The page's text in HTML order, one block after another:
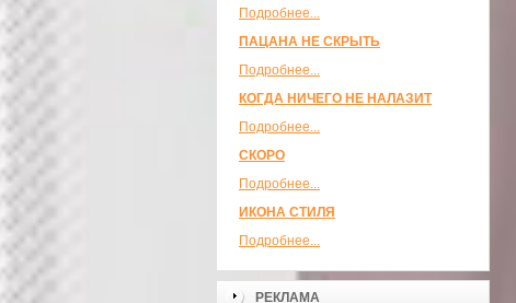
Подробнее...
ПАЦАНА НЕ СКРЫТЬ
Подробнее...
КОГДА НИЧЕГО НЕ НАЛАЗИТ
Подробнее...
СКОРО
Подробнее...
ИКОНА СТИЛЯ
Подробнее...
РЕКЛАМА